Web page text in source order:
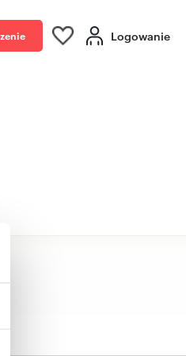
Logowanie